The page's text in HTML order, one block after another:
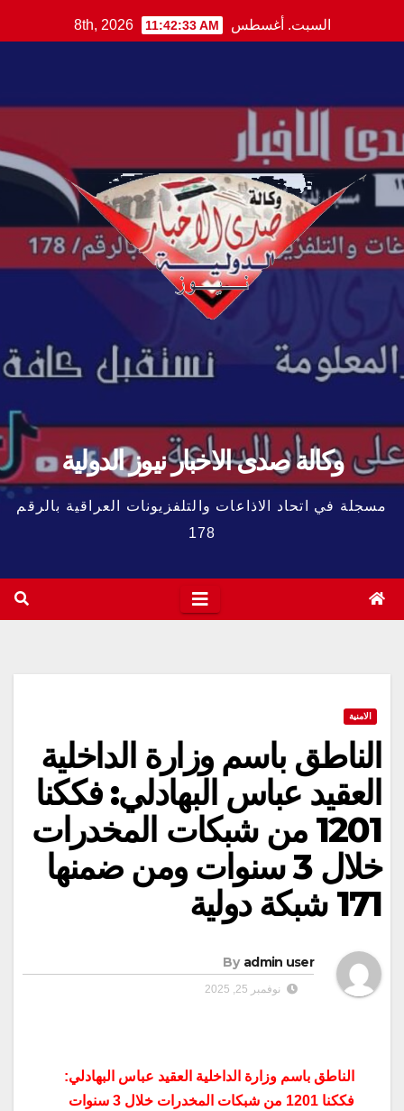
to
السبت. أغسطس 8th, 2026 11:42:34 AM
وكالة صدى الاخبار نيوز الدولية
مسجلة في اتحاد الاذاعات والتلفزيونات العراقية بالرقم
178
الامنية
الناطق باسم وزارة الداخلية
العقيد عباس البهادلي: فككنا
1201 من شبكات المخدرات
خلال 3 سنوات ومن ضمنها
171 شبكة دولية
By admin user
نوفمبر 25, 2025
الناطق باسم وزارة الداخلية العقيد عباس البهادلي:
فككنا 1201 من شبكات المخدرات خلال 3 سنوات